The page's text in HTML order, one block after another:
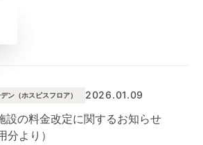
ン（ホスピスフロア） 2026.01.09
設の料金改定に関するお知らせ
分より）